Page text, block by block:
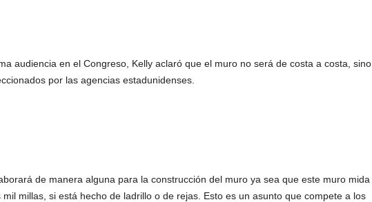
audiencia en el Congreso, Kelly aclaró que el muro no será de costa a costa, sino
por las agencias estadunidenses.
de manera alguna para la construcción del muro ya sea que este muro mida
mil millas, si está hecho de ladrillo o de rejas. Esto es un asunto que compete a los